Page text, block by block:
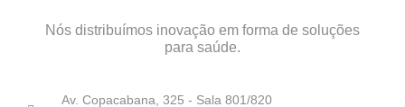
Nós distribuímos inovação em forma de soluções
para saúde.
Av. Copacabana, 325 - Sala 801/820